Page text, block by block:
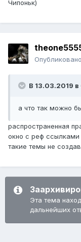
Чипоньк)
Опубликовано
В 13.03.2019 в
а что так можно
распространенная
окно с реф
такие темы не
Эта тема
дальнейших